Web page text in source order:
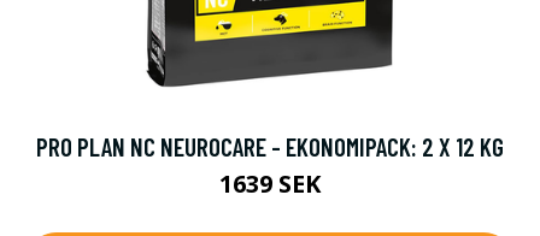
PRO PLAN NC NEUROCARE - EKONOMIPACK: 2 X 12 KG
1639 SEK